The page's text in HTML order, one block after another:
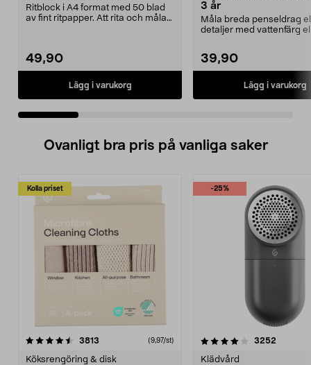
Ritblock i A4 format med 50 blad
av fint ritpapper. Att rita och måla
49,90
Lägg i varukorg
3 år
Måla breda penseldrag
detaljer med vattenfärg
39,90
Lägg i varukorg
Ovanligt bra pris på vanliga saker
Kolla priset
3813 (9,97/st)
Köksrengöring & disk
-25%
4.0av 5 stjärnor 3252
Klädvård
4.5av 5 stjärnor